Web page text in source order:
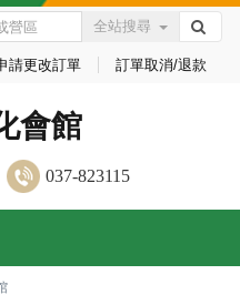
全站搜尋
請更改訂單 訂單取消/退款
會館
037-823115